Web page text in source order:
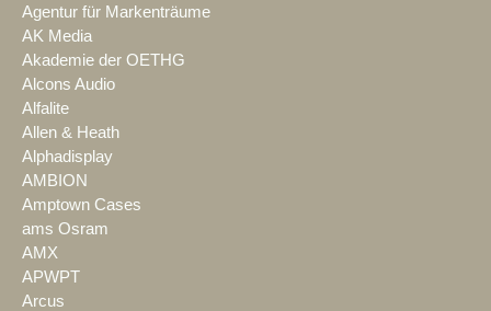
Agentur für Markenträume
AK Media
Akademie der OETHG
Alcons Audio
Alfalite
Allen & Heath
Alphadisplay
AMBION
Amptown Cases
ams Osram
AMX
APWPT
Arcus